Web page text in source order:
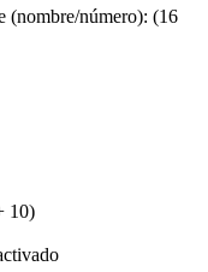
(nombre/número): (16
10)